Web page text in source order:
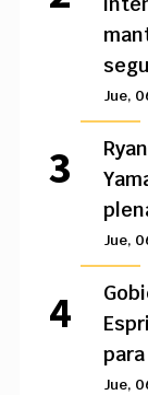
Jue,
Jue,
Jue,